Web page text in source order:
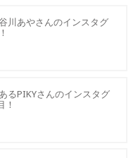
川あやさんのインスタグ
るPIKYさんのインスタグ